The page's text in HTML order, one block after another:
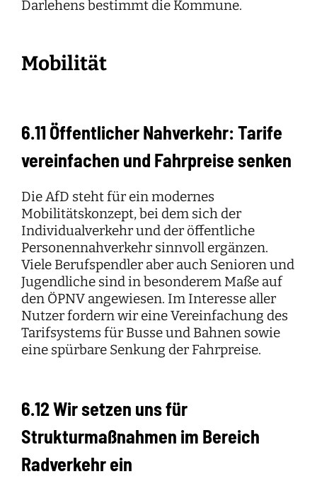
Darlehens bestimmt die Kommune.
Mobilität
6.11 Öffentlicher Nahverkehr: Tarife
vereinfachen und Fahrpreise senken
Die AfD steht für ein modernes
Mobilitätskonzept, bei dem sich der
Individualverkehr und der öffentliche
Personennahverkehr sinnvoll ergänzen.
Viele Berufspendler aber auch Senioren und
Jugendliche sind in besonderem Maße auf
den ÖPNV angewiesen. Im Interesse aller
Nutzer fordern wir eine Vereinfachung des
Tarifsystems für Busse und Bahnen sowie
eine spürbare Senkung der Fahrpreise.
6.12 Wir setzen uns für
Strukturmaßnahmen im Bereich
Radverkehr ein